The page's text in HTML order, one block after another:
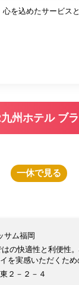
を込めたサービ
州ホテル ブ
一休で見る
サム福岡
の快適性と利便性
を実感いただくため
２－２－４